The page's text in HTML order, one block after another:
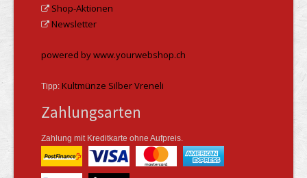
Shop-Aktionen
Newsletter
powered by www.yourwebshop.ch
Tipp: Kultmünze Silber Vreneli
Zahlungsarten
Zahlung mit Kreditkarte ohne Aufpreis.